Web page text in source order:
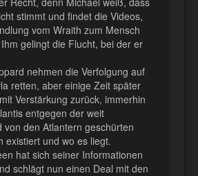
stimmt und findet die Videos,
vom Wraith zum Mensch
gelingt die Flucht, bei der er
nehmen die Verfolgung auf
retten, aber einige Zeit später
Verstärkung zurück, immerhin
entgegen der weit
von den Atlantern geschürten
existiert und wo es liegt.
hat sich seiner Informationen
schlägt nun einen Deal mit den